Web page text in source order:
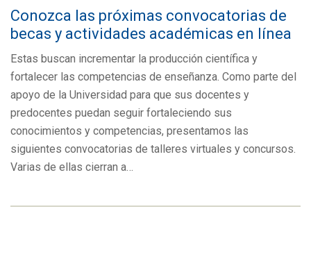
Conozca las próximas convocatorias de
becas y actividades académicas en línea
Estas buscan incrementar la producción científica y
fortalecer las competencias de enseñanza. Como parte del
apoyo de la Universidad para que sus docentes y
predocentes puedan seguir fortaleciendo sus
conocimientos y competencias, presentamos las
siguientes convocatorias de talleres virtuales y concursos.
Varias de ellas cierran a…